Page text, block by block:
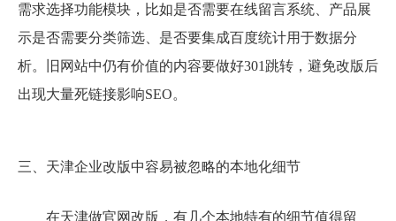
需求选择功能模块，比如是否需要在线留言系统、产品展
示是否需要分类筛选、是否要集成百度统计用于数据分
析。旧网站中仍有价值的内容要做好301跳转，避免改版后
出现大量死链接影响SEO。
三、天津企业改版中容易被忽略的本地化细节
在天津做官网改版，有几个本地特有的细节值得留